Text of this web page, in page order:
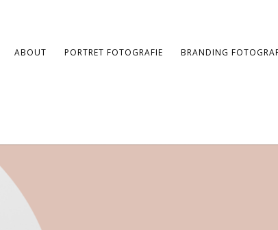
ABOUT PORTRET FOTOGRAFIE BRANDING